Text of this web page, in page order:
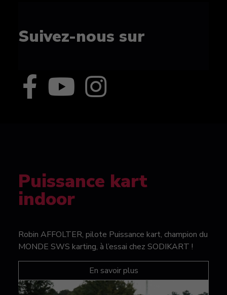
Suivez-nous sur
Puissance kart
indoor
Robin AFFOLTER, pilote Puissance kart, champion du
MONDE SWS karting, à l’essai chez SODIKART !
En savoir plus